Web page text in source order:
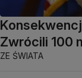
Zwrócili 100
ZE ŚWIATA